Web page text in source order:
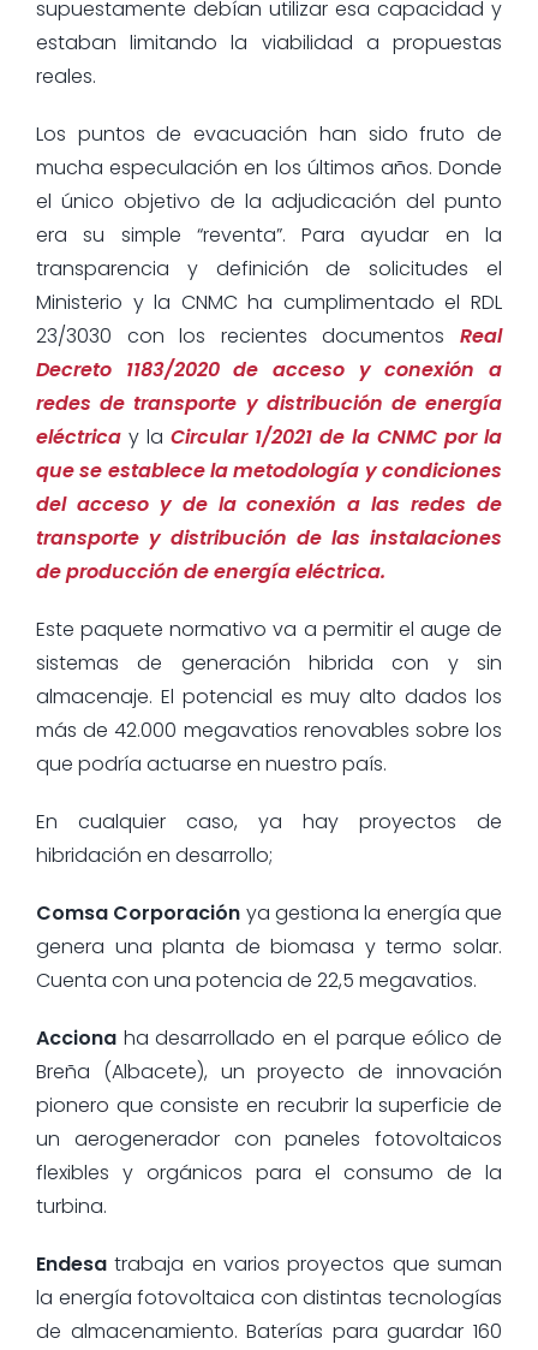
supuestamente debían utilizar esa capacidad y
estaban limitando la viabilidad a propuestas
reales.
Los puntos de evacuación han sido fruto de
mucha especulación en los últimos años. Donde
el único objetivo de la adjudicación del punto
era su simple “reventa”. Para ayudar en la
transparencia y definición de solicitudes el
Ministerio y la CNMC ha cumplimentado el RDL
23/3030 con los recientes documentosReal
Decreto 1183/2020 de acceso y conexión a
redes de transporte y distribución de energía
eléctricay la Circular 1/2021 de la CNMC por la
que se establece la metodología y condiciones
del acceso y de la conexión a las redes de
transporte y distribución de las instalaciones
de producción de energía eléctrica.
Este paquete normativo va a permitir el auge de
sistemas de generación hibrida con y sin
almacenaje. El potencial es muy alto dados los
más de 42.000 megavatios renovables sobre los
que podría actuarse en nuestro país.
En cualquier caso, ya hay proyectos de
hibridación en desarrollo;
Comsa Corporación ya gestiona la energía que
genera una planta de biomasa y termo solar.
Cuenta con una potencia de 22,5 megavatios.
Accionaha desarrollado en el parque eólico de
Breña (Albacete), un proyecto de innovación
pionero que consiste en recubrir la superficie de
un aerogenerador con paneles fotovoltaicos
flexibles y orgánicos para el consumo de la
turbina.
Endesatrabaja en varios proyectos que suman
la energía fotovoltaica con distintas tecnologías
de almacenamiento. Baterías para guardar 160